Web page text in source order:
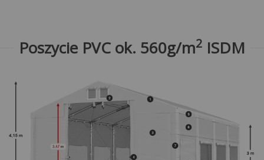
Poszycie PVC ok. 560g/m2 ISDM